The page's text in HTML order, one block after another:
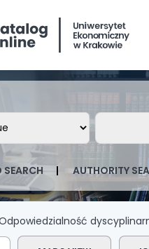
catalog by:
AUTHORITY